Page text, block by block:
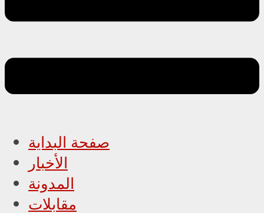
صفحة البداية
الأخبار
المدونة
مقابلات